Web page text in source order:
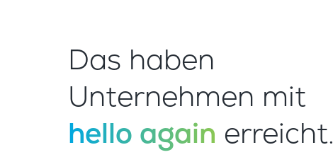
Das haben
Unternehmen mit
hello again erreicht.